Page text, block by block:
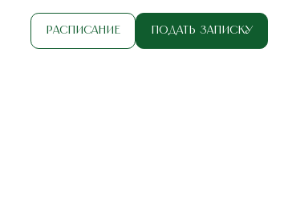
Расписание Подать записку